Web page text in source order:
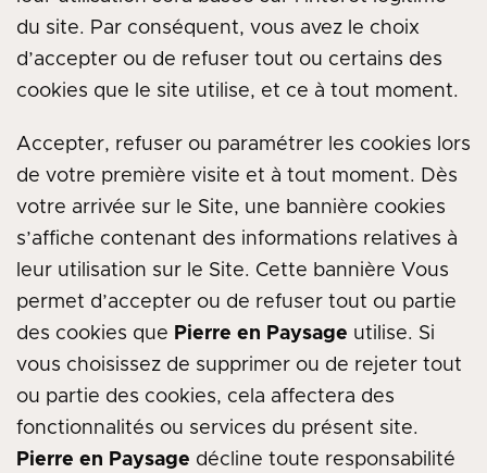
du site. Par conséquent, vous avez le choix
d’accepter ou de refuser tout ou certains des
cookies que le site utilise, et ce à tout moment.
Accepter, refuser ou paramétrer les cookies lors
de votre première visite et à tout moment. Dès
votre arrivée sur le Site, une bannière cookies
s’affiche contenant des informations relatives à
leur utilisation sur le Site. Cette bannière Vous
permet d’accepter ou de refuser tout ou partie
des cookies que Pierre en Paysage utilise. Si
vous choisissez de supprimer ou de rejeter tout
ou partie des cookies, cela affectera des
fonctionnalités ou services du présent site.
Pierre en Paysage décline toute responsabilité